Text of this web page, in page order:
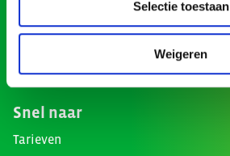
Selectie toestaan
Weigeren
Snel naar
Tarieven